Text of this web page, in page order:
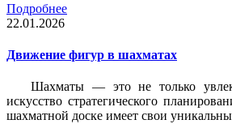
Подробнее
22.01.2026
Движение фигур в шахматах
Шахматы — это не только
искусство стратегического
шахматной доске имеет свои